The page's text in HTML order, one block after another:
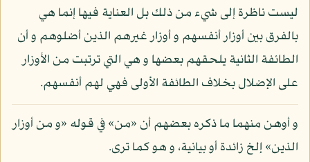
ليست ناظرة إلى شيء من ذلك بل العناية فيها إنما هي
بالفرق بين أوزار أنفسهم و أوزار غيرهم الذين أضلوهم و أن
الطائفة الثانية يلحقهم بعضها و هي التي ترتبت من الأوزار
على الإضلال بخلاف الطائفة الأولى فهي لهم أنفسهم.
و أوهن منهما ما ذكره بعضهم أن «من» في قوله «و من أوزار
الذين» إلخ زائدة أو بيانية، و هو كما ترى.